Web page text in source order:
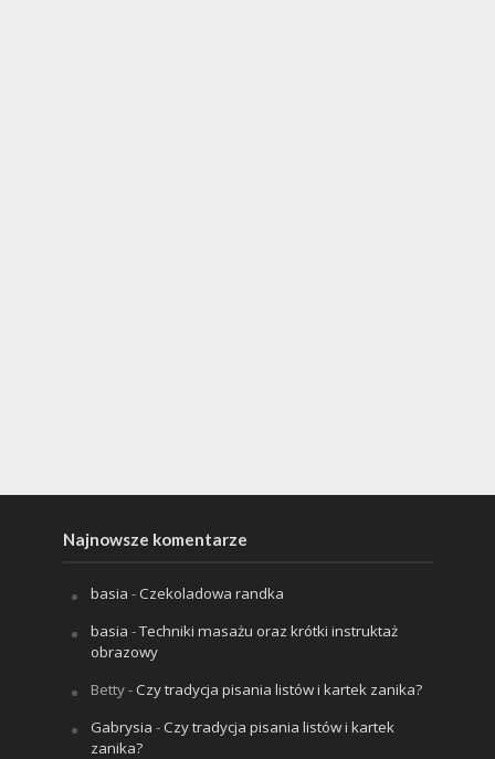
Najnowsze komentarze
basia -Czekoladowa randka
basia -Techniki masażu oraz krótki instruktaż
obrazowy
Betty-Czy tradycja pisania listów i kartek zanika?
Gabrysia -Czy tradycja pisania listów i kartek
zanika?